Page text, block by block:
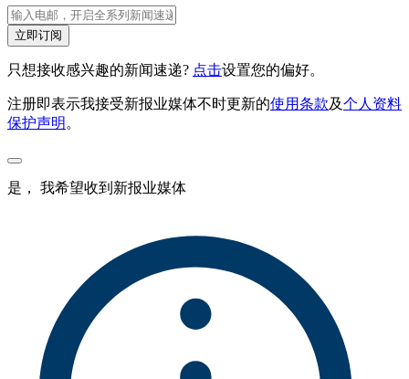
立即订阅
只想接收感兴趣的新闻速递? 点击设置您的偏好。
注册即表示我接受新报业媒体不时更新的使用条款及个人资料
保护声明。
是， 我希望收到新报业媒体